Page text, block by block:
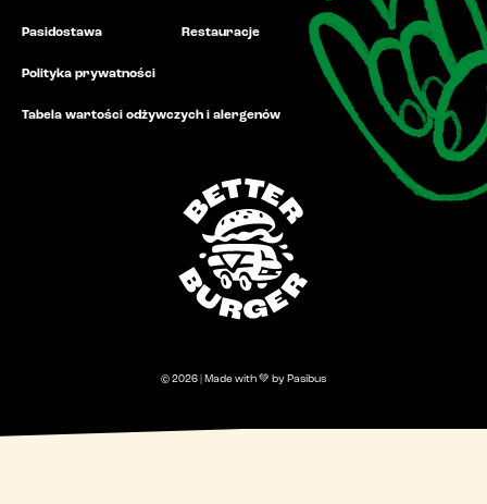
Pasidostawa Restauracje
Polityka prywatności
Tabela wartości odżywczych i alergenów
© 2026 | Made with 💚 by Pasibus